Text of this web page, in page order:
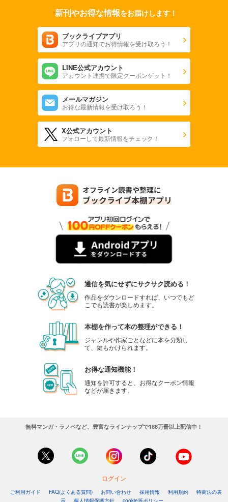
新刊やお得な情報をお届けします！
ブックライブアプリ
アプリの通知でお得情報を受け取ろう！
LINE公式アカウント
アカウント連携で限定クーポンゲット！
メールマガジン
お得な最新情報を受け取ろう！
X公式アカウント
フォローして最新情報をチェック！
通信を気にせずにサクサク読める！
作品をダウンロードすれば、いつでもど
こでも読書が楽しめます。
本棚を作って本の整理ができる！
ジャンルや作家ごとなどに本を分類し
て、鍵もかけられます。
お得な通知機能！
通知を許可すると、お得なクーポン情報
などが届きます。
無料マンガ・ラノベなど、豊富なラインナップで188万冊以上配信中！
ログイン
ご利用ガイド FAQ(よくある質問) お問い合わせ 採用情報 利用規約
特商法の表
示
個人情報保護方針 cookie等ポリシー